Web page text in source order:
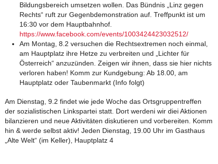
Bildungsbereich umsetzen wollen. Das Bündnis „Linz gegen
Rechts“ ruft zur Gegenbdemonstration auf. Treffpunkt ist um
16:30 vor dem Hauptbahnhof.
https://www.facebook.com/events/1003424423032512/
Am Montag, 8.2 versuchen die Rechtsextremen noch einmal,
am Hauptplatz ihre Hetze zu verbreiten und „Lichter für
Österreich“ anzuzünden. Zeigen wir ihnen, dass sie hier nichts
verloren haben! Komm zur Kundgebung: Ab 18.00, am
Hauptplatz oder Taubenmarkt (Info folgt)
Am Dienstag, 9.2 findet wie jede Woche das Ortsgruppentreffen
der sozialistischen Linkspartei statt. Dort werdeni wir diei Aktionen
bilanzieren und neue Aktivitäten diskutieren und vorbereiten. Komm
hin & werde selbst aktiv! Jeden Dienstag, 19.00 Uhr im Gasthaus
„Alte Welt“ (im Keller), Hauptplatz 4